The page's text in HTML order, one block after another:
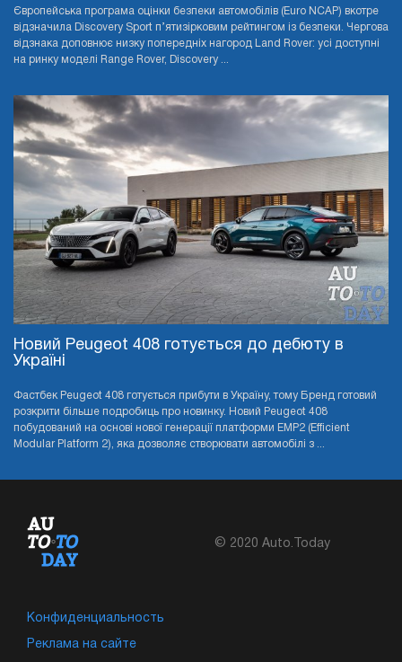
Європейська програма оцінки безпеки автомобілів (Euro NCAP) вкотре
відзначила Discovery Sport п’ятизірковим рейтингом із безпеки. Чергова
відзнака доповнює низку попередніх нагород Land Rover: усі доступні
на ринку моделі Range Rover, Discovery ...
Новий Peugeot 408 готується до дебюту в
Україні
Фастбек Peugeot 408 готується прибути в Україну, тому Бренд готовий
розкрити більше подробиць про новинку. Новий Peugeot 408
побудований на основі нової генерації платформи EMP2 (Efficient
Modular Platform 2), яка дозволяє створювати автомобілі з ...
© 2020 Auto.Today
Конфиденциальность
Реклама на сайте